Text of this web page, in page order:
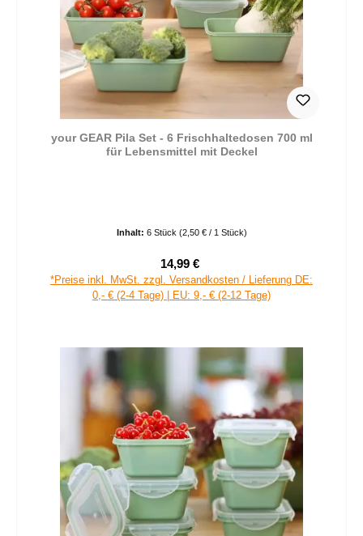
your GEAR Pila Set - 6 Frischhaltedosen 700 ml
für Lebensmittel mit Deckel
Inhalt: 6 Stück (2,50 € / 1 Stück)
Verkaufspreis:
14,99 €
*Preise inkl. MwSt. zzgl. Versandkosten / Lieferung DE:
0,- € (2-4 Tage) | EU: 9,- € (2-12 Tage)